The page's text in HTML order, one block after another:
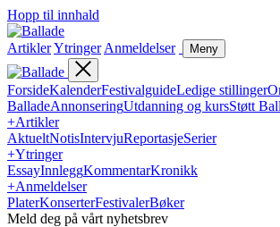
Hopp til innhald
ArtiklerYtringer Anmeldelser Meny
ForsideKalenderFestivalguideLedige stillinger
BalladeAnnonseringUtdanning og kursStøtt
+Artikler
AktueltNotisIntervjuReportasjeSerier
+Ytringer
EssayInnleggKommentarKronikk
+Anmeldelser
PlaterKonserterFestivalerBøker
Meld deg på vårt nyhetsbrev